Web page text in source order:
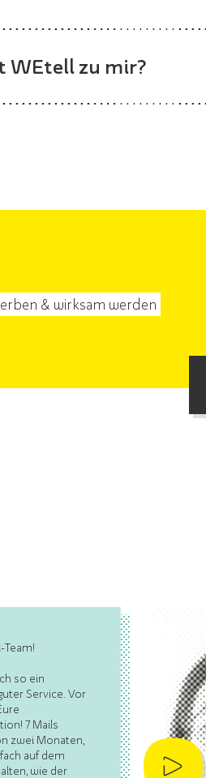
WEtell zu mir?
& wirksam werden
Team!
so ein
Service. Vor
7 Mails
zwei Monaten,
auf dem
wie der